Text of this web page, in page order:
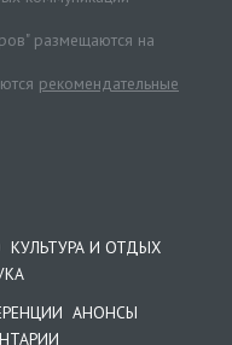
размещаются на
рекомендательные
КУЛЬТУРА И ОТДЫХ
АНОНСЫ